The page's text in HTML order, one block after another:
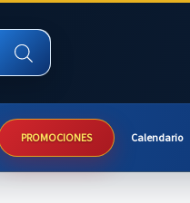
PROMOCIONES Calendario